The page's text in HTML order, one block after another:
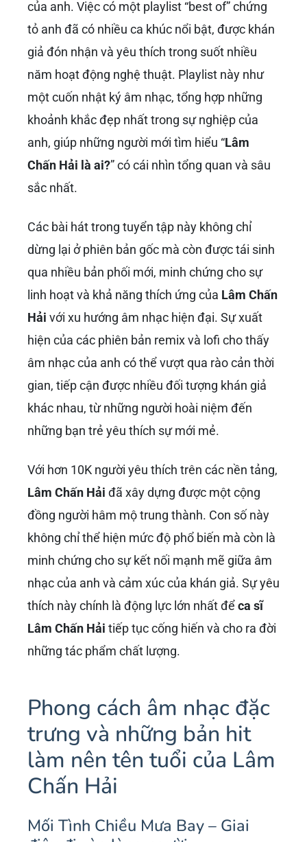
của anh. Việc có một playlist “best of” chứng
tỏ anh đã có nhiều ca khúc nổi bật, được khán
giả đón nhận và yêu thích trong suốt nhiều
năm hoạt động nghệ thuật. Playlist này như
một cuốn nhật ký âm nhạc, tổng hợp những
khoảnh khắc đẹp nhất trong sự nghiệp của
anh, giúp những người mới tìm hiểu “Lâm
Chấn Hải là ai?” có cái nhìn tổng quan và sâu
sắc nhất.
Các bài hát trong tuyển tập này không chỉ
dừng lại ở phiên bản gốc mà còn được tái sinh
qua nhiều bản phối mới, minh chứng cho sự
linh hoạt và khả năng thích ứng của Lâm Chấn
Hải với xu hướng âm nhạc hiện đại. Sự xuất
hiện của các phiên bản remix và lofi cho thấy
âm nhạc của anh có thể vượt qua rào cản thời
gian, tiếp cận được nhiều đối tượng khán giả
khác nhau, từ những người hoài niệm đến
những bạn trẻ yêu thích sự mới mẻ.
Với hơn 10K người yêu thích trên các nền tảng,
Lâm Chấn Hải đã xây dựng được một cộng
đồng người hâm mộ trung thành. Con số này
không chỉ thể hiện mức độ phổ biến mà còn là
minh chứng cho sự kết nối mạnh mẽ giữa âm
nhạc của anh và cảm xúc của khán giả. Sự yêu
thích này chính là động lực lớn nhất đểca sĩ
Lâm Chấn Hải tiếp tục cống hiến và cho ra đời
những tác phẩm chất lượng.
Phong cách âm nhạc đặc
trưng và những bản hit
làm nên tên tuổi của Lâm
Chấn Hải
Mối Tình Chiều Mưa Bay – Giai